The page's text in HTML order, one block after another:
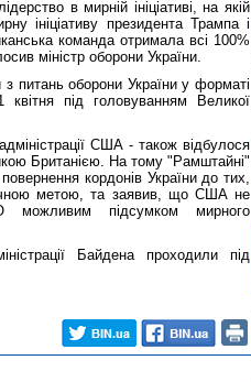
в мирній ініціативі, на якій
ініціативу президента Трампа і
команда отримала всі 100%
міністр оборони України.
питань оборони України у форматі
під головуванням Великої
США - також відбулося
Британією. На тому "Рамштайні"
кордонів України до тих,
метою, та заявив, що США не
підсумком мирного
Байдена проходили під